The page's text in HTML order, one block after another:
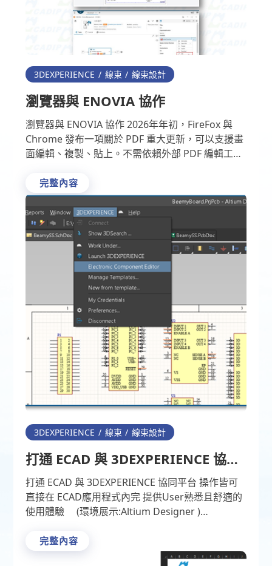
3DEXPERIENCE 線束 線束設計
瀏覽器與 ENOVIA 協作
瀏覽器與 ENOVIA 協作 2026年年初，FireFox 與
Chrome 發布一項關於 PDF 重大更新，可以支援畫
面編輯、複製、貼上。不需依賴外部 PDF 編輯工
完整內容
3DEXPERIENCE 線束 線束設計
打通 ECAD 與 3DEXPERIENCE 協同
平台
打通 ECAD 與 3DEXPERIENCE 協同平台 操作皆可
直接在 ECAD應用程式內完 提供User熟悉且舒適的
使用體驗 (環境展示:Altium Designer )
完整內容